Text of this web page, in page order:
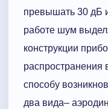
превышать 30 дБ
работе шум
конструкции
распространения
способу
два вида–